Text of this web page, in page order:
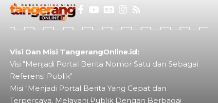
Visi Dan Misi TangerangOnline.id:
Visi "Menjadi Portal Berita Nomor Satu dan Sebagai
Referensi Publik"
Misi "Menjadi Portal Berita Yang Cepat dan
Terpercaya. Melayani Publik Dengan Berbagai